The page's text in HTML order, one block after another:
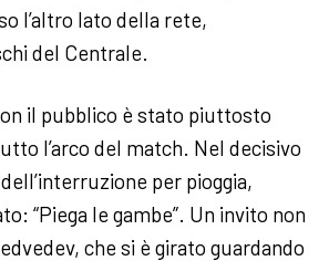
l’altro lato della rete,
del Centrale.
il pubblico è stato piuttosto
l’arco del match. Nel decisivo
per pioggia,
“Piega le gambe”. Un invito non
che si è girato guardando